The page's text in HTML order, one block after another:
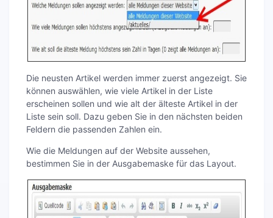
Die neusten Artikel werden immer zuerst angezeigt. Sie
können auswählen, wie viele Artikel in der Liste
erscheinen sollen und wie alt der älteste Artikel in der
Liste sein soll. Dazu geben Sie in den nächsten beiden
Feldern die passenden Zahlen ein.
Wie die Meldungen auf der Website aussehen,
bestimmen Sie in der Ausgabemaske für das Layout.